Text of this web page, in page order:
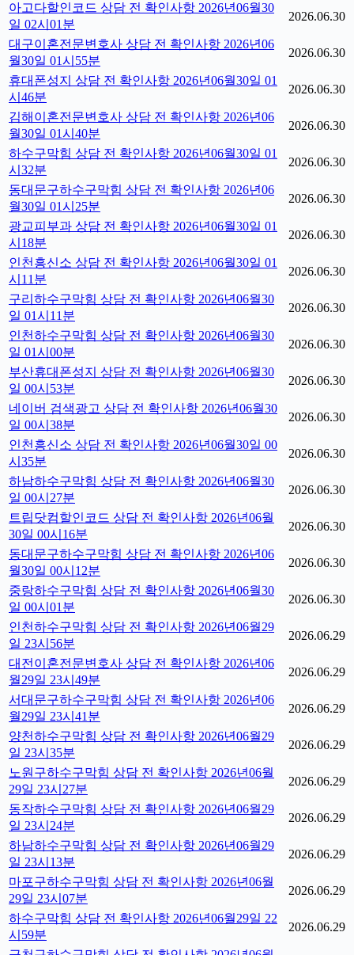
아고다할인코드 상담 전 확인사항 2026년06월30
일 02시01분
2026.06.30
대구이혼전문변호사 상담 전 확인사항 2026년06
월30일 01시55분
2026.06.30
휴대폰성지 상담 전 확인사항 2026년06월30일 01
시46분
2026.06.30
김해이혼전문변호사 상담 전 확인사항 2026년06
월30일 01시40분
2026.06.30
하수구막힘 상담 전 확인사항 2026년06월30일 01
시32분
2026.06.30
동대문구하수구막힘 상담 전 확인사항 2026년06
월30일 01시25분
2026.06.30
광교피부과 상담 전 확인사항 2026년06월30일 01
시18분
2026.06.30
인천흥신소 상담 전 확인사항 2026년06월30일 01
시11분
2026.06.30
구리하수구막힘 상담 전 확인사항 2026년06월30
일 01시11분
2026.06.30
인천하수구막힘 상담 전 확인사항 2026년06월30
일 01시00분
2026.06.30
부산휴대폰성지 상담 전 확인사항 2026년06월30
일 00시53분
2026.06.30
네이버 검색광고 상담 전 확인사항 2026년06월30
일 00시38분
2026.06.30
인천흥신소 상담 전 확인사항 2026년06월30일 00
시35분
2026.06.30
하남하수구막힘 상담 전 확인사항 2026년06월30
일 00시27분
2026.06.30
트립닷컴할인코드 상담 전 확인사항 2026년06월
30일 00시16분
2026.06.30
동대문구하수구막힘 상담 전 확인사항 2026년06
월30일 00시12분
2026.06.30
중랑하수구막힘 상담 전 확인사항 2026년06월30
일 00시01분
2026.06.30
인천하수구막힘 상담 전 확인사항 2026년06월29
일 23시56분
2026.06.29
대전이혼전문변호사 상담 전 확인사항 2026년06
월29일 23시49분
2026.06.29
서대문구하수구막힘 상담 전 확인사항 2026년06
월29일 23시41분
2026.06.29
양천하수구막힘 상담 전 확인사항 2026년06월29
일 23시35분
2026.06.29
노원구하수구막힘 상담 전 확인사항 2026년06월
29일 23시27분
2026.06.29
동작하수구막힘 상담 전 확인사항 2026년06월29
일 23시24분
2026.06.29
하남하수구막힘 상담 전 확인사항 2026년06월29
일 23시13분
2026.06.29
마포구하수구막힘 상담 전 확인사항 2026년06월
29일 23시07분
2026.06.29
하수구막힘 상담 전 확인사항 2026년06월29일 22
시59분
2026.06.29